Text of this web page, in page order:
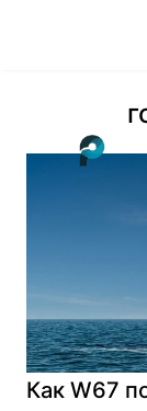
Как W67